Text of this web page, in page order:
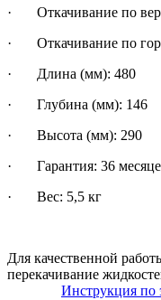
· Откачивание по
· Откачивание по
· Длина (мм): 480
· Глубина (мм): 146
· Высота (мм): 290
· Гарантия: 36
· Вес: 5,5 кг
Для качественной
перекачивание
Инструкция по